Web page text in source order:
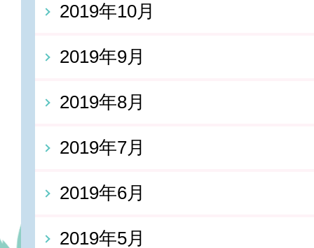
2019年10月
2019年9月
2019年8月
2019年7月
2019年6月
2019年5月